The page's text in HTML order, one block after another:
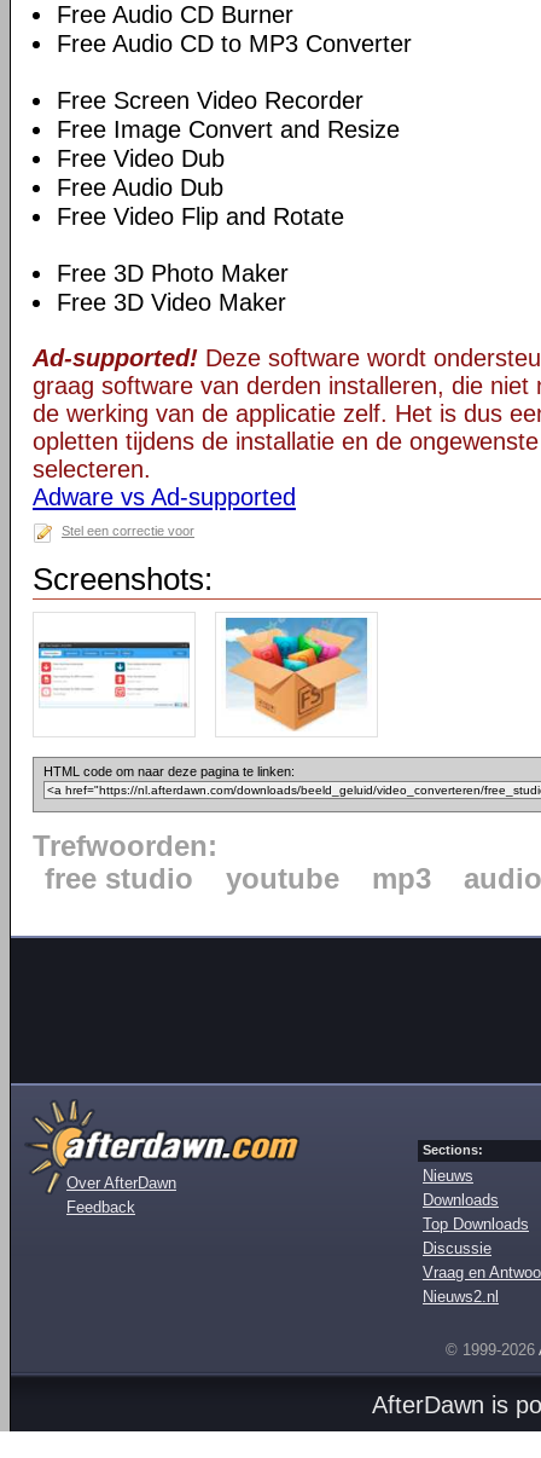
Free Audio CD Burner
Free Audio CD to MP3 Converter
Free Screen Video Recorder
Free Image Convert and Resize
Free Video Dub
Free Audio Dub
Free Video Flip and Rotate
Free 3D Photo Maker
Free 3D Video Maker
Ad-supported! Deze software wordt
graag software van derden installeren, die niet
de werking van de applicatie zelf. Het is dus
opletten tijdens de installatie en de
selecteren.
Adware vs Ad-supported
Stel een correctie voor
Screenshots:
HTML code om naar deze pagina te linken:
Trefwoorden:
free studio
youtube mp3 audio
Over AfterDawn
Feedback
Sections:
Nieuws
Downloads
Top Downloads
Discussie
Vraag en
Nieuws2.nl
© 1999-2026
AfterDawn is